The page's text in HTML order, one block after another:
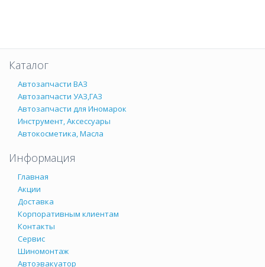
Каталог
Автозапчасти ВАЗ
Автозапчасти УАЗ,ГАЗ
Автозапчасти для Иномарок
Инструмент, Аксессуары
Автокосметика, Масла
Информация
Главная
Акции
Доставка
Корпоративным клиентам
Контакты
Сервис
Шиномонтаж
Автоэвакуатор